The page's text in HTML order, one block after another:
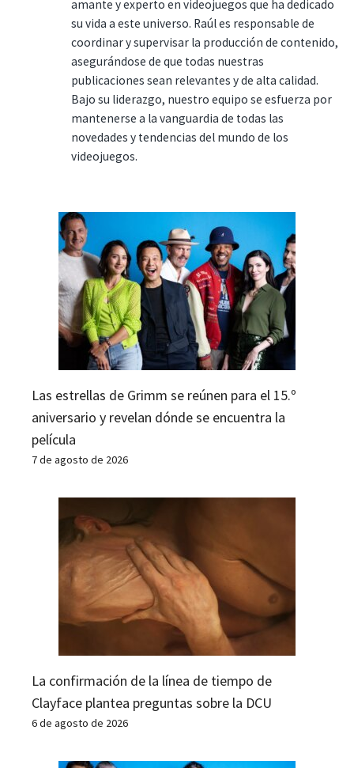
amante y experto en videojuegos que ha dedicado
su vida a este universo. Raúl es responsable de
coordinar y supervisar la producción de contenido,
asegurándose de que todas nuestras
publicaciones sean relevantes y de alta calidad.
Bajo su liderazgo, nuestro equipo se esfuerza por
mantenerse a la vanguardia de todas las
novedades y tendencias del mundo de los
videojuegos.
Las estrellas de Grimm se reúnen para el 15.º
aniversario y revelan dónde se encuentra la
película
7 de agosto de 2026
La confirmación de la línea de tiempo de
Clayface plantea preguntas sobre la DCU
6 de agosto de 2026